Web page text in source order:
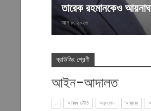
তারেক রহমানকেও
আগ ৮, ২০২৬
ব্রাউজিং শ্রেণী
আইন-আদালত
. অনিয়ম দুর্নীতি অনুসন্ধান অন্যান্য